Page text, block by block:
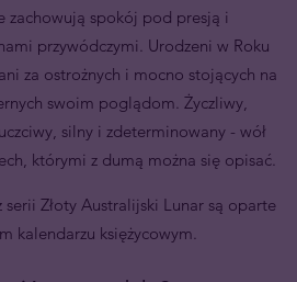
zachowują spokój pod presją i
przywódczymi. Urodzeni w Roku
za ostrożnych i mocno stojących na
swoim poglądom. Życzliwy,
silny i zdeterminowany - wół
którymi z dumą można się opisać.
serii Złoty Australijski Lunar są oparte
kalendarzu księżycowym.